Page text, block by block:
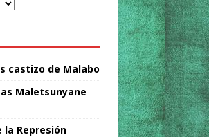
castizo de Malabo
Maletsunyane
la Represión